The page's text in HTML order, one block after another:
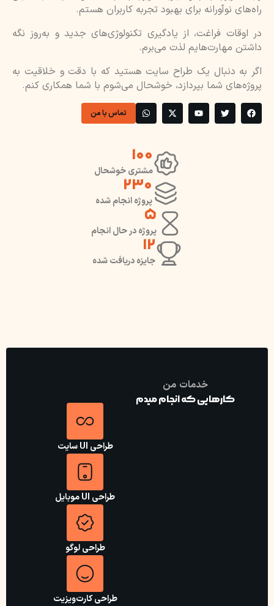
راه‌های نوآورانه برای بهبود تجربه کاربران هستم.
در اوقات فراغت، از یادگیری تکنولوژی‌های جدید و به‌روز نگه
داشتن مهارت‌هایم لذت می‌برم.
اگر به دنبال یک طراح سایت هستید که با دقت و خلاقیت به
پروژه‌های شما بپردازد، خوشحال می‌شوم با شما همکاری کنم.
تماس با من
100
مشتری خوشحال
230
پروژه انجام شده
5
پروژه در حال انجام
12
جایزه دریافت شده
خدمات من
کارهایی که انجام میدم
طراحی UI سایت
طراحی UI موبایل
طراحی لوگو
طراحی کارت‌ویزیت